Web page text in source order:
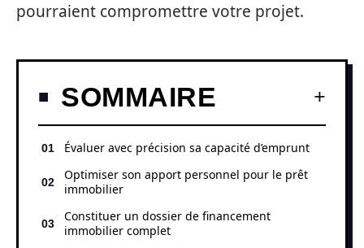
pourraient compromettre votre projet.
SOMMAIRE
Évaluer avec précision sa capacité d’emprunt
Optimiser son apport personnel pour le prêt
immobilier
Constituer un dossier de financement
immobilier complet